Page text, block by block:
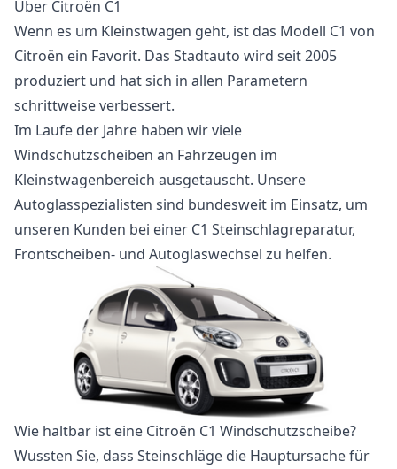
Über Citroën C1
Wenn es um Kleinstwagen geht, ist das Modell C1 von
Citroën ein Favorit. Das Stadtauto wird seit 2005
produziert und hat sich in allen Parametern
schrittweise verbessert.
Im Laufe der Jahre haben wir viele
Windschutzscheiben an Fahrzeugen im
Kleinstwagenbereich ausgetauscht. Unsere
Autoglasspezialisten sind bundesweit im Einsatz, um
unseren Kunden bei einer C1 Steinschlagreparatur,
Frontscheiben- und Autoglaswechsel zu helfen.
Wie haltbar ist eine Citroën C1 Windschutzscheibe?
Wussten Sie, dass Steinschläge die Hauptursache für